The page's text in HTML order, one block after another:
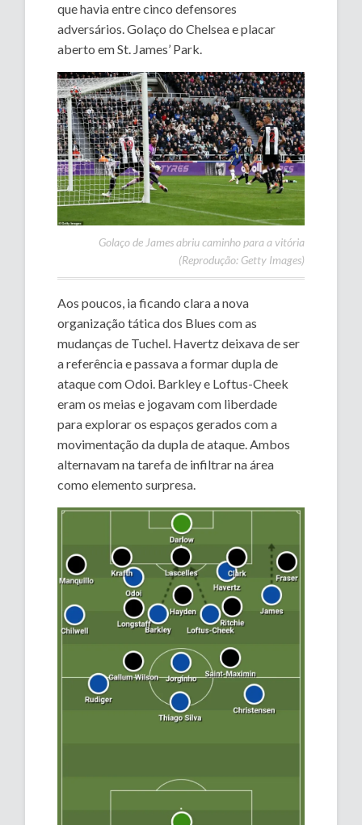
que havia entre cinco defensores
adversários. Golaço do Chelsea e placar
aberto em St. James’ Park.
Golaço de James abriu caminho para a vitória
(Reprodução: Getty Images)
Aos poucos, ia ficando clara a nova
organização tática dos Blues com as
mudanças de Tuchel. Havertz deixava de ser
a referência e passava a formar dupla de
ataque com Odoi. Barkley e Loftus-Cheek
eram os meias e jogavam com liberdade
para explorar os espaços gerados com a
movimentação da dupla de ataque. Ambos
alternavam na tarefa de infiltrar na área
como elemento surpresa.